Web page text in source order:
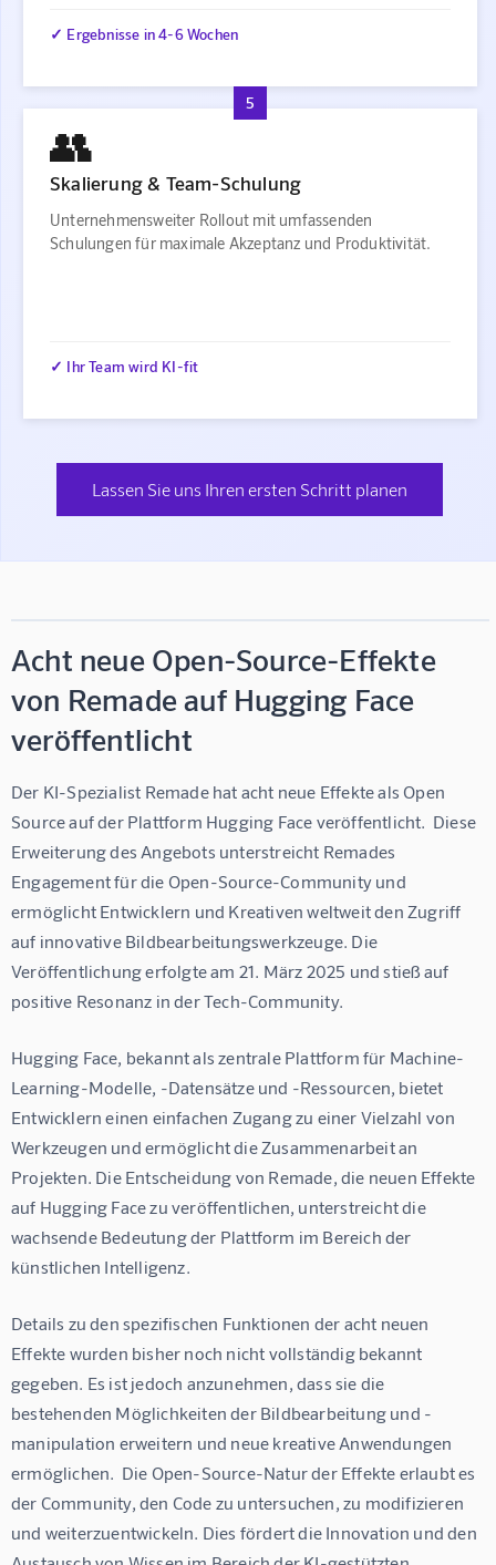
✓ Ergebnisse in 4-6 Wochen
5
👥
Skalierung & Team-Schulung
Unternehmensweiter Rollout mit umfassenden
Schulungen für maximale Akzeptanz und Produktivität.
✓ Ihr Team wird KI-fit
Lassen Sie uns Ihren ersten Schritt planen
Acht neue Open-Source-Effekte
von Remade auf Hugging Face
veröffentlicht
Der KI-Spezialist Remade hat acht neue Effekte als Open
Source auf der Plattform Hugging Face veröffentlicht.  Diese
Erweiterung des Angebots unterstreicht Remades
Engagement für die Open-Source-Community und
ermöglicht Entwicklern und Kreativen weltweit den Zugriff
auf innovative Bildbearbeitungswerkzeuge. Die
Veröffentlichung erfolgte am 21. März 2025 und stieß auf
positive Resonanz in der Tech-Community.
Hugging Face, bekannt als zentrale Plattform für Machine-
Learning-Modelle, -Datensätze und -Ressourcen, bietet
Entwicklern einen einfachen Zugang zu einer Vielzahl von
Werkzeugen und ermöglicht die Zusammenarbeit an
Projekten. Die Entscheidung von Remade, die neuen Effekte
auf Hugging Face zu veröffentlichen, unterstreicht die
wachsende Bedeutung der Plattform im Bereich der
künstlichen Intelligenz.
Details zu den spezifischen Funktionen der acht neuen
Effekte wurden bisher noch nicht vollständig bekannt
gegeben. Es ist jedoch anzunehmen, dass sie die
bestehenden Möglichkeiten der Bildbearbeitung und -
manipulation erweitern und neue kreative Anwendungen
ermöglichen.  Die Open-Source-Natur der Effekte erlaubt es
der Community, den Code zu untersuchen, zu modifizieren
und weiterzuentwickeln. Dies fördert die Innovation und den